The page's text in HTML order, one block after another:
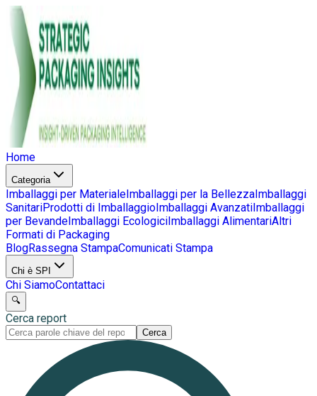
Home
Categoria
Imballaggi per MaterialeImballaggi per la BellezzaImballaggi
SanitariProdotti di ImballaggioImballaggi AvanzatiImballaggi
per BevandeImballaggi EcologiciImballaggi AlimentariAltri
Formati di Packaging
BlogRassegna StampaComunicati Stampa
Chi è SPI
Chi SiamoContattaci
🔍
Cerca report
Cerca